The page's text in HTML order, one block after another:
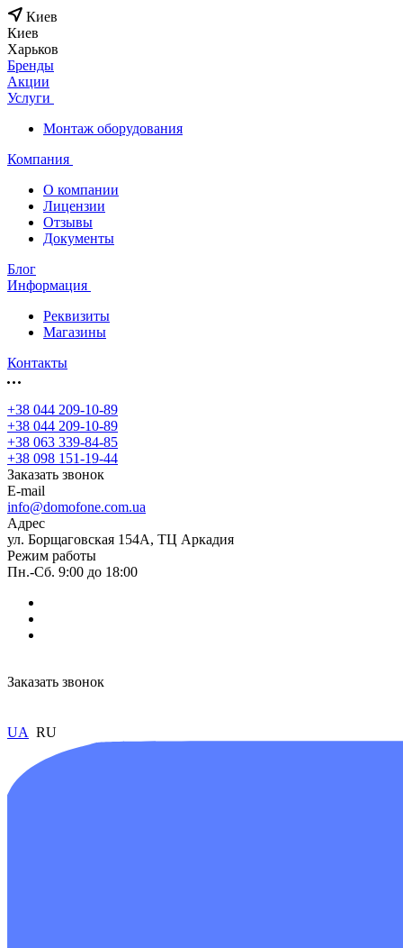
Киев
Киев
Харьков
Бренды
Акции
Услуги
Монтаж оборудования
Компания
О компании
Лицензии
Отзывы
Документы
Блог
Информация
Реквизиты
Магазины
Контакты
+38 044 209-10-89
+38 044 209-10-89
+38 063 339-84-85
+38 098 151-19-44
Заказать звонок
E-mail
info@domofone.com.ua
Адрес
ул. Борщаговская 154А, ТЦ Аркадия
Режим работы
Пн.-Сб. 9:00 до 18:00
Заказать звонок
UA RU